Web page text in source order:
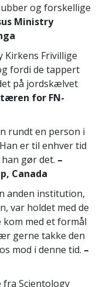
og forskellige
Ministry
Kirkens Frivillige
fordi de tappert
på jordskælvet
for FN-
rundt en person i
er til enhver tid
gør det. –
Canada
anden institution,
var holdet med de
kom med et formål
gerne takke den
mod i denne tid. –
fra Scientology